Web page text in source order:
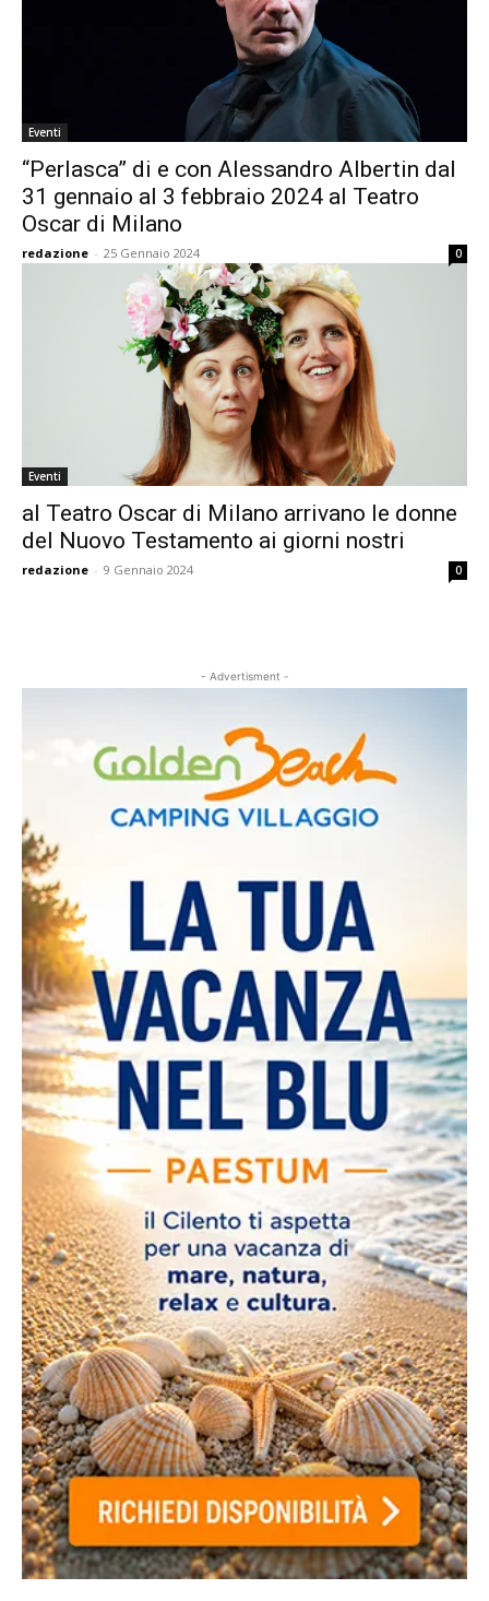
Eventi
“Perlasca” di e con Alessandro Albertin dal
31 gennaio al 3 febbraio 2024 al Teatro
Oscar di Milano
redazione - 25 Gennaio 2024 0
Eventi
al Teatro Oscar di Milano arrivano le donne
del Nuovo Testamento ai giorni nostri
redazione - 9 Gennaio 2024 0
- Advertisment -